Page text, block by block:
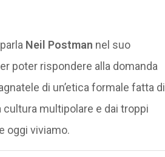
Neil Postman nel suo
poter rispondere alla domanda
di un’etica formale fatta di
multipolare e dai troppi
oggi viviamo.